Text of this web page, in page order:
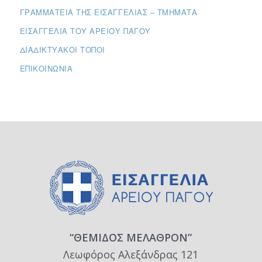
ΓΡΑΜΜΑΤΕΊΑ ΤΗΣ ΕΙΣΑΓΓΕΛΊΑΣ – ΤΜΉΜΑΤΑ
ΕΙΣΑΓΓΕΛΊΑ ΤΟΥ ΑΡΕΊΟΥ ΠΆΓΟΥ
ΔΙΑΔΙΚΤΥΑΚΟΊ ΤΌΠΟΙ
ΕΠΙΚΟΙΝΩΝΊΑ
“ΘΕΜΙΔΟΣ ΜΕΛΑΘΡΟΝ”
Λεωφόρος Αλεξάνδρας 121